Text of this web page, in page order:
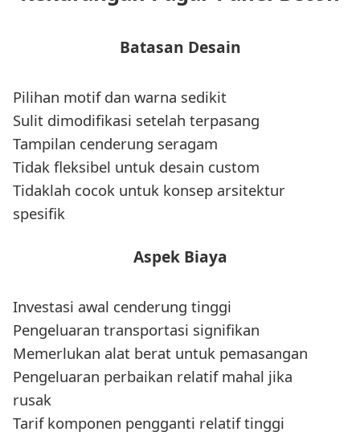
Batasan Desain
Pilihan motif dan warna sedikit
Sulit dimodifikasi setelah terpasang
Tampilan cenderung seragam
Tidak fleksibel untuk desain custom
Tidaklah cocok untuk konsep arsitektur
spesifik
Aspek Biaya
Investasi awal cenderung tinggi
Pengeluaran transportasi signifikan
Memerlukan alat berat untuk pemasangan
Pengeluaran perbaikan relatif mahal jika
rusak
Tarif komponen pengganti relatif tinggi